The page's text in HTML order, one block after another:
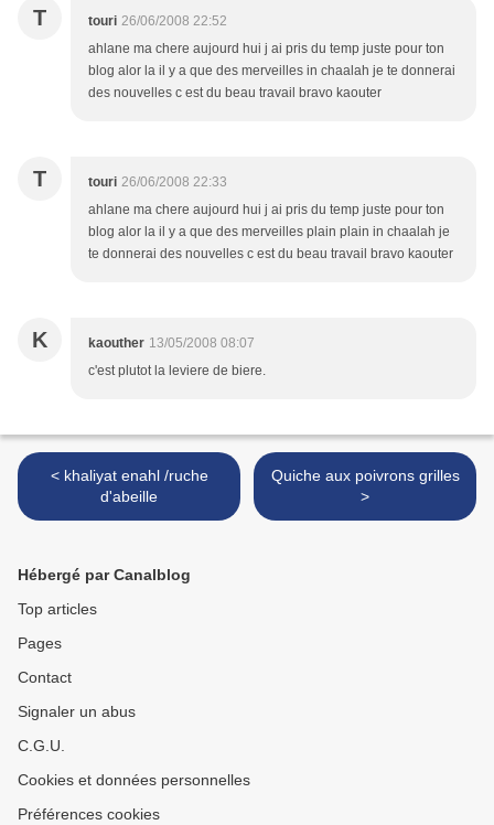
T touri 26/06/2008 22:52
ahlane ma chere aujourd hui j ai pris du temp juste pour ton
blog alor la il y a que des merveilles in chaalah je te donnerai
des nouvelles c est du beau travail bravo kaouter
T touri 26/06/2008 22:33
ahlane ma chere aujourd hui j ai pris du temp juste pour ton
blog alor la il y a que des merveilles plain plain in chaalah je
te donnerai des nouvelles c est du beau travail bravo kaouter
K kaouther 13/05/2008 08:07
c'est plutot la leviere de biere.
< khaliyat enahl /ruche
d'abeille
Quiche aux poivrons grilles
>
Hébergé par Canalblog
Top articles
Pages
Contact
Signaler un abus
C.G.U.
Cookies et données personnelles
Préférences cookies